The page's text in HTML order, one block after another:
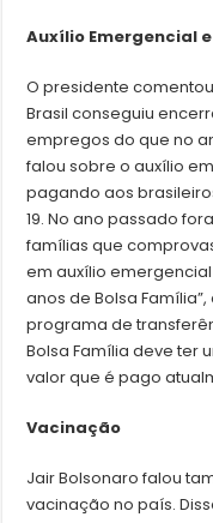
Auxílio Emergencial
O presidente
Brasil conseguiu
empregos do que no
falou sobre o auxílio
pagando aos
19. No ano passado
famílias que
em auxílio
anos de Bolsa
programa de
Bolsa Família deve ter
valor que é pago
Vacinação
Jair Bolsonaro falou
vacinação no país.